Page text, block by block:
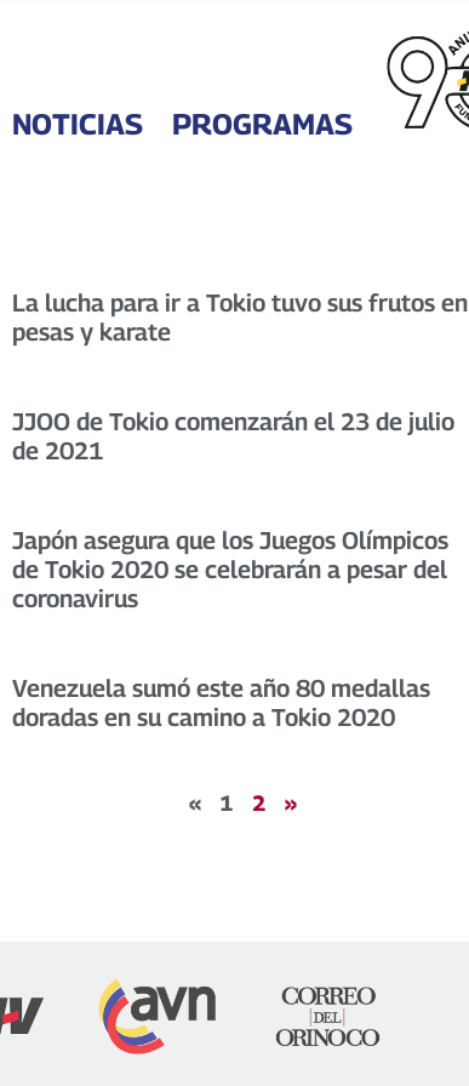
NOTICIAS PROGRAMAS
La lucha para ir a Tokio tuvo sus frutos en
pesas y karate
JJOO de Tokio comenzarán el 23 de julio
de 2021
Japón asegura que los Juegos Olímpicos
de Tokio 2020 se celebrarán a pesar del
coronavirus
Venezuela sumó este año 80 medallas
doradas en su camino a Tokio 2020
« 1 2 »